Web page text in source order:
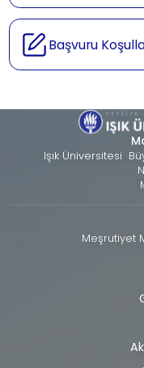
Başvuru
Işık Üniversitesi
Meşrutiyet